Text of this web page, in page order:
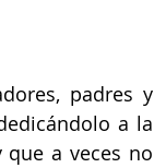
padres y
a la
a veces no